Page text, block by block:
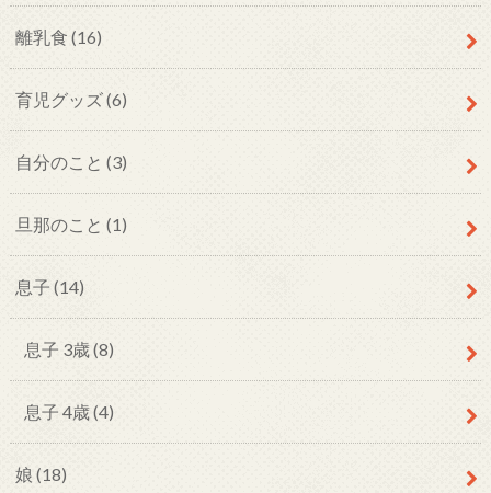
離乳食 (16)
育児グッズ(6)
自分のこと (3)
旦那のこと (1)
息子 (14)
息子 3歳(8)
息子 4歳(4)
娘 (18)